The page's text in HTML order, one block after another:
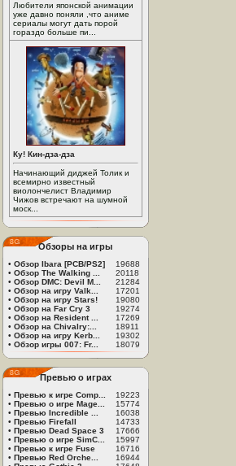
Любители японской анимации
уже давно поняли ,что аниме
сериалы могут дать порой
гораздо больше пи...
Ку! Кин-дза-дза
Начинающий диджей Толик и
всемирно известный
виолончелист Владимир
Чижов встречают на шумной
моск...
Обзоры на игры
• Обзор Ibara [PCB/PS2]
19688
• Обзор The Walking ...
20118
• Обзор DMC: Devil M...
21284
• Обзор на игру Valk...
17201
• Обзор на игру Stars!
19080
• Обзор на Far Cry 3
19274
• Обзор на Resident ...
17269
• Обзор на Chivalry:...
18911
• Обзор на игру Kerb...
19302
• Обзор игры 007: Fr... 18079
Превью о играх
• Превью к игре Comp...
19223
• Превью о игре Mage...
15774
• Превью Incredible ...
16038
• Превью Firefall
14733
• Превью Dead Space 3
17666
• Превью о игре SimC...
15997
• Превью к игре Fuse
16716
• Превью Red Orche...
16944